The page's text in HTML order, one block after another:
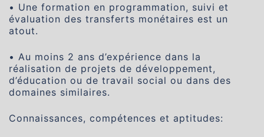
• Une formation en programmation, suivi et
évaluation des transferts monétaires est un
atout.
• Au moins 2 ans d’expérience dans la
réalisation de projets de développement,
d’éducation ou de travail social ou dans des
domaines similaires.
Connaissances, compétences et aptitudes: